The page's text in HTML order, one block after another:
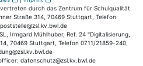
durch das Zentrum für Schulqualität
Straße 314, 70469 Stuttgart, Telefon
Irmgard Mühlhuber, Ref. 24 "Digitalisierung,
70469 Stuttgart, Telefon 0711/21859-240,
datenschutz@zsl.kv.bwl.de